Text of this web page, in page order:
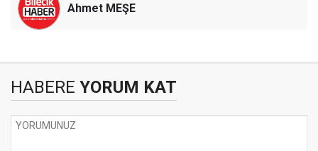
Ahmet MEŞE
HABERE YORUM KAT